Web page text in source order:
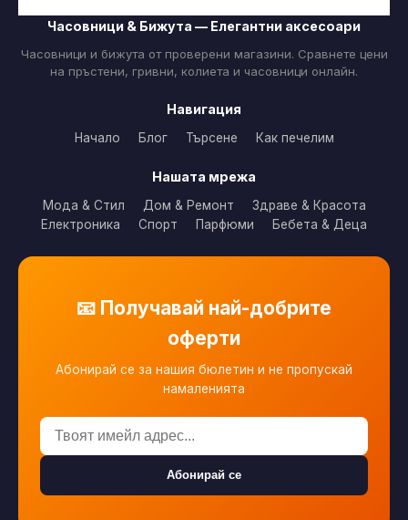
Часовници & Бижута — Елегантни аксесоари
Часовници и бижута от проверени магазини. Сравнете цени
на пръстени, гривни, колиета и часовници онлайн.
Навигация
Начало Блог Търсене Как печелим
Нашата мрежа
Мода & Стил Дом & Ремонт
Здраве & Красота
Електроника
Спорт Парфюми Бебета & Деца
📧 Получавай най-добрите
оферти
Абонирай се за нашия бюлетин и не пропускай
намаленията
Абонирай се